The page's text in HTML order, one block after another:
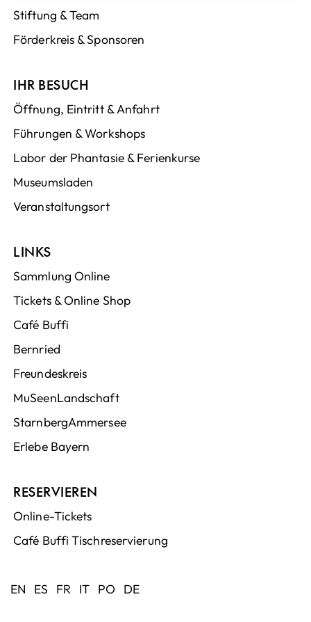
Stiftung & Team
Förderkreis & Sponsoren
IHR BESUCH
Öffnung, Eintritt & Anfahrt
Führungen & Workshops
Labor der Phantasie & Ferienkurse
Museumsladen
Veranstaltungsort
LINKS
Sammlung Online
Tickets & Online Shop
Café Buffi
Bernried
Freundeskreis
MuSeenLandschaft
StarnbergAmmersee
Erlebe Bayern
RESERVIEREN
Online-Tickets
Café Buffi Tischreservierung
EN ES FR IT PO DE